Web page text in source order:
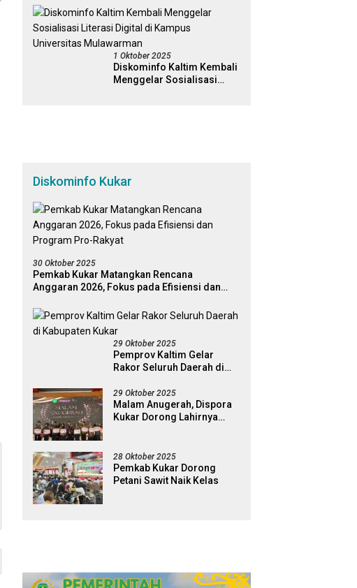
Kabapaten Kutai Timur
1 Oktober 2025
Diskominfo Kaltim Kembali
Menggelar Sosialisasi
Diskominfo Kukar
30 Oktober 2025
Pemkab Kukar Matangkan Rencana
Anggaran 2026, Fokus pada Efisiensi dan
29 Oktober 2025
Pemprov Kaltim Gelar
Rakor Seluruh Daerah di
29 Oktober 2025
Malam Anugerah, Dispora
Kukar Dorong Lahirnya
28 Oktober 2025
Pemkab Kukar Dorong
Petani Sawit Naik Kelas